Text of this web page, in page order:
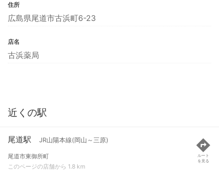
住所
広島県尾道市古浜町6-23
店名
古浜薬局
近くの駅
尾道駅 JR山陽本線(岡山～三原)
尾道市東御所町
このページの店舗から 1.8 km
ルート
を見る